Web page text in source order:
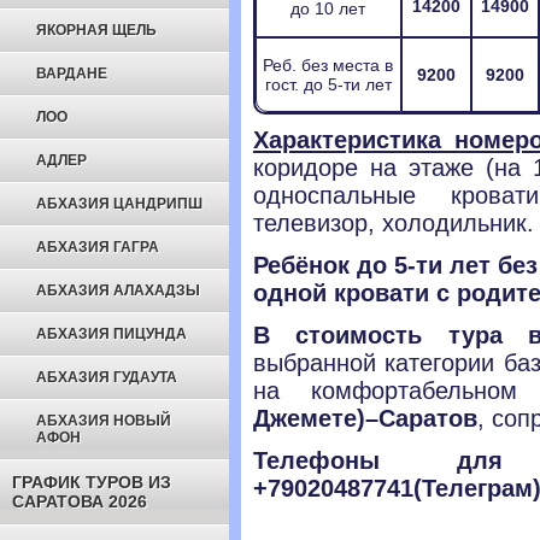
ЯКОРНАЯ ЩЕЛЬ
ВАРДАНЕ
ЛОО
АДЛЕР
АБХАЗИЯ ЦАНДРИПШ
АБХАЗИЯ ГАГРА
АБХАЗИЯ АЛАХАДЗЫ
АБХАЗИЯ ПИЦУНДА
АБХАЗИЯ ГУДАУТА
АБХАЗИЯ НОВЫЙ
АФОН
ГРАФИК ТУРОВ ИЗ
САРАТОВА 2026
до 10 лет 14200 14900
Реб. без места в
гост. до 5-ти лет
9200 9200
Характеристика
коридоре на этаже
односпальные
телевизор,
Ребёнок до 5-ти лет
одной кровати с
В стоимость тура
выбранной категории
на
Джемете)–Саратов,
Телефоны для
+79020487741(Телеграм)